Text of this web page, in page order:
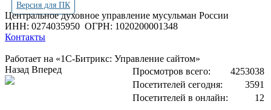
Версия для ПК
Центральное духовное управление мусульман России
ИНН: 0274035950 ОГРН: 1020200001348
Контакты
Работает на «1С-Битрикс: Управление сайтом»
Просмотров всего:
4253038
Посетителей сегодня:
3591
Посетителей в онлайн:
12
Назад Вперед